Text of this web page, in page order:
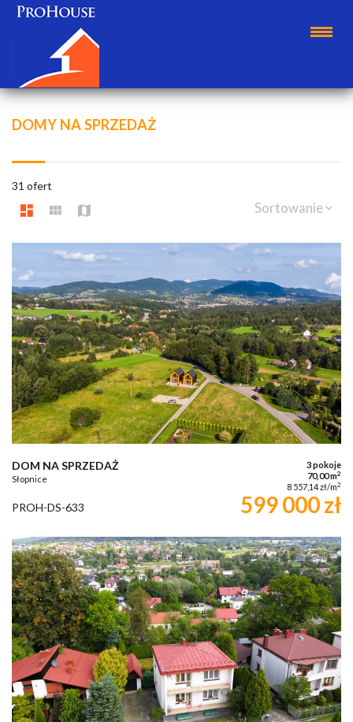
DOMY NA SPRZEDAŻ
31 ofert
Sortowanie
DOM NA SPRZEDAŻ
Słopnice
3 pokoje
70,00 m2
8 557,14 zł/m2
PROH-DS-633 599 000 zł